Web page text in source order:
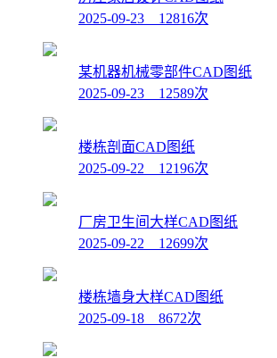
2025-09-23 12816次
某机器机械零部件CAD图纸
2025-09-23 12589次
楼栋剖面CAD图纸
2025-09-22 12196次
厂房卫生间大样CAD图纸
2025-09-22 12699次
楼栋墙身大样CAD图纸
2025-09-18 8672次